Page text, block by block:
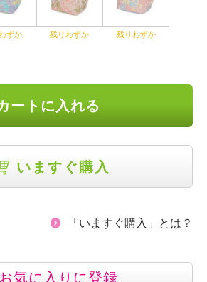
ずか 残りわずか 残りわずか
ートに入れる
いますぐ購入
「いますぐ購入」とは？
お気に入りに登録